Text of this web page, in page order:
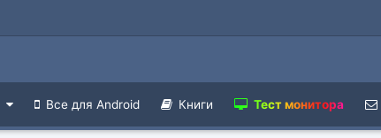
Все для Android Книги Тест монитора